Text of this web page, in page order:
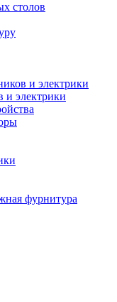
столов
и электрики
фурнитура